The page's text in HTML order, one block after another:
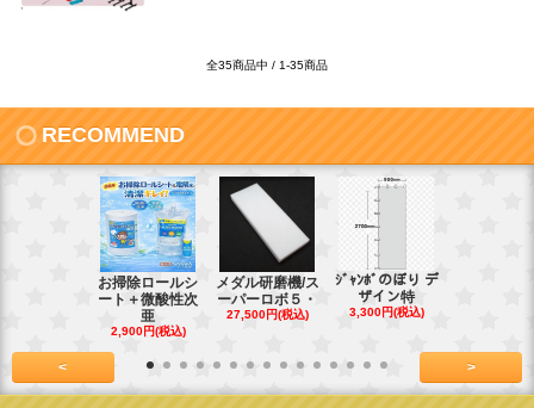
全35商品中 / 1-35商品
RECOMMEND
お掃除ロールシ
ート＋微酸性次
亜
2,900円(税込)
メダル研磨機/ス
ーパーロボ５・
27,500円(税込)
ｼﾞｬﾝﾎﾞのぼり デ
ザイン特
3,300円(税込)
< >